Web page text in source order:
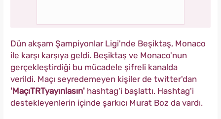
Dün akşam Şampiyonlar Ligi'nde Beşiktaş, Monaco
ile karşı karşıya geldi. Beşiktaş ve Monaco'nun
gerçekleştirdiği bu mücadele şifreli kanalda
verildi. Maçı seyredemeyen kişiler de twitter'dan
'MaçıTRTyayınlasın' hashtag'i başlattı. Hashtag'i
destekleyenlerin içinde şarkıcı Murat Boz da vardı.